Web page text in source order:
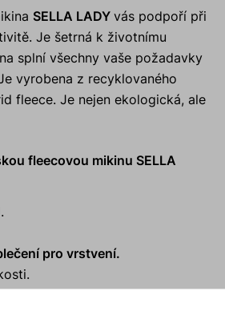
SELLA LADY vás podpoří při
Je šetrná k životnímu
splní všechny vaše požadavky
vyrobena z recyklovaného
fleece. Je nejen ekologická, ale
fleecovou mikinu SELLA
pro vrstvení.